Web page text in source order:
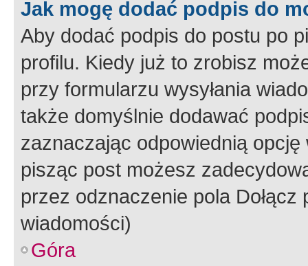
Jak mogę dodać podpis do
Aby dodać podpis do postu po
profilu. Kiedy już to zrobisz
przy formularzu wysyłania
także domyślnie dodawać
zaznaczając odpowiednią
pisząc post możesz
przez odznaczenie pola
wiadomości)
Góra